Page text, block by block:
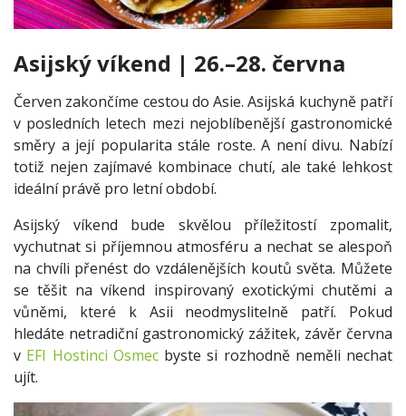
Asijský víkend | 26.–28. června
Červen zakončíme cestou do Asie. Asijská kuchyně patří
v posledních letech mezi nejoblíbenější gastronomické
směry a její popularita stále roste. A není divu. Nabízí
totiž nejen zajímavé kombinace chutí, ale také lehkost
ideální právě pro letní období.
Asijský víkend bude skvělou příležitostí zpomalit,
vychutnat si příjemnou atmosféru a nechat se alespoň
na chvíli přenést do vzdálenějších koutů světa. Můžete
se těšit na víkend inspirovaný exotickými chutěmi a
vůněmi, které k Asii neodmyslitelně patří. Pokud
hledáte netradiční gastronomický zážitek, závěr června
v EFI Hostinci Osmecbyste si rozhodně neměli nechat
ujít.